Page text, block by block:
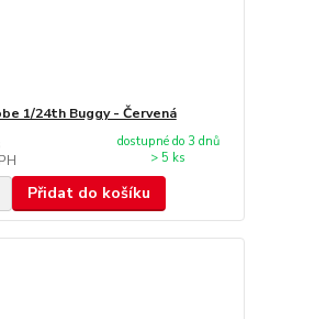
1/24th Buggy - Červená
dostupné do 3 dnů
> 5 ks
Přidat do košíku